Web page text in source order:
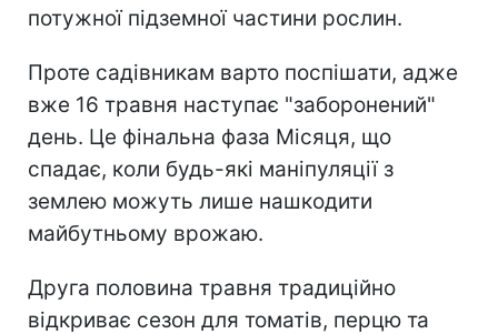
потужної підземної частини рослин.
Проте садівникам варто поспішати, адже
вже 16 травня наступає "заборонений"
день. Це фінальна фаза Місяця, що
спадає, коли будь-які маніпуляції з
землею можуть лише нашкодити
майбутньому врожаю.
Друга половина травня традиційно
відкриває сезон для томатів, перцю та